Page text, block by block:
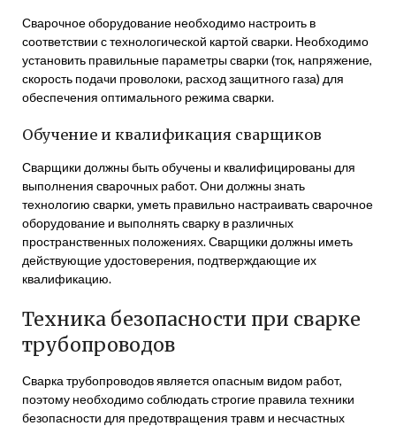
Сварочное оборудование необходимо настроить в
соответствии с технологической картой сварки. Необходимо
установить правильные параметры сварки (ток, напряжение,
скорость подачи проволоки, расход защитного газа) для
обеспечения оптимального режима сварки.
Обучение и квалификация сварщиков
Сварщики должны быть обучены и квалифицированы для
выполнения сварочных работ. Они должны знать
технологию сварки, уметь правильно настраивать сварочное
оборудование и выполнять сварку в различных
пространственных положениях. Сварщики должны иметь
действующие удостоверения, подтверждающие их
квалификацию.
Техника безопасности при сварке
трубопроводов
Сварка трубопроводов является опасным видом работ,
поэтому необходимо соблюдать строгие правила техники
безопасности для предотвращения травм и несчастных